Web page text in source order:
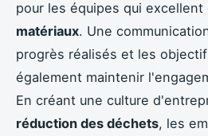
pour les équipes qui excellent
matériaux. Une
progrès réalisés et les
également maintenir
En créant une culture
réduction des déchets, les